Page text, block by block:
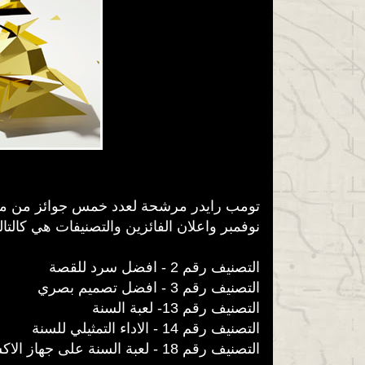
نوفمبر واعلان الفائزين والتصنيفات هي
التصنيف رقم 2 - افضل سرد للقصة
التصنيف رقم 3 - افضل تصميم بصري
التصنيف رقم 13- لعبة السنة
التصنيف رقم 14 - الاداء التمثيلي للسنة
التصنيف رقم 18 - لعبة السنة على جهاز الاكسبوكس